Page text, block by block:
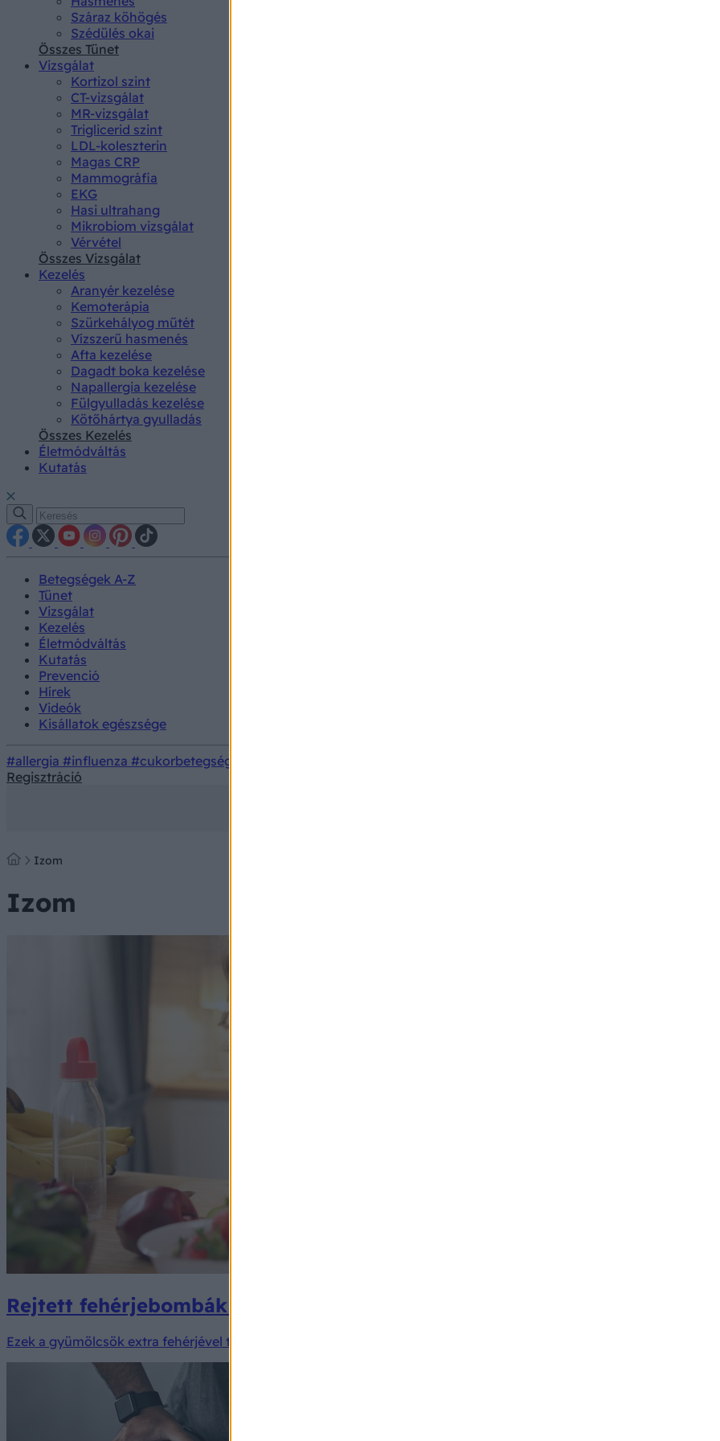
Száraz köhögés
Szédülés okai
Összes Tünet
Vizsgálat
Kortizol szint
CT-vizsgálat
MR-vizsgálat
Triglicerid szint
LDL-koleszterin
Magas CRP
Mammográfia
EKG
Hasi ultrahang
Mikrobiom vizsgálat
Vérvétel
Összes Vizsgálat
Kezelés
Aranyér kezelése
Kemoterápia
Szürkehályog műtét
Vízszerű hasmenés
Afta kezelése
Dagadt boka kezelése
Napallergia kezelése
Fülgyulladás kezelése
Kötőhártya gyulladás
Összes Kezelés
Életmódváltás
Kutatás
Betegségek A-Z
Tünet
Vizsgálat
Kezelés
Életmódváltás
Kutatás
Prevenció
Hírek
Videók
Kisállatok egészsége
#allergia #influenza #cukorbetegség
Regisztráció
Izom
Izom
Rejtett fehérjebombák a gyümölcsös pultban: 5 gyümölcs, ami segítheti
Ezek a gyümölcsök extra fehérjével támogatja a fogyást.